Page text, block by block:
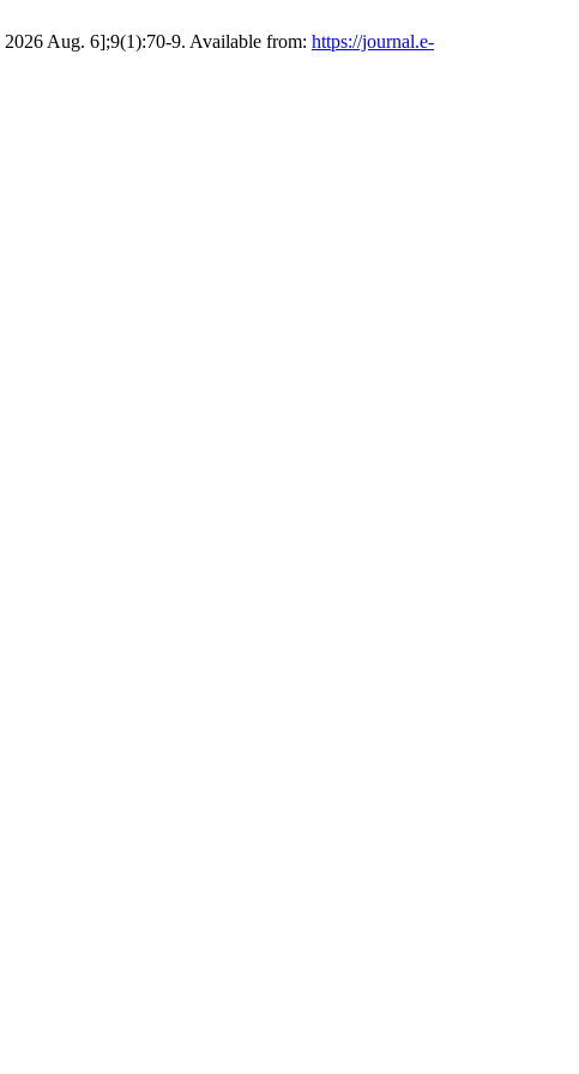
Aug. 6];9(1):70-9. Available from: https://journal.e-